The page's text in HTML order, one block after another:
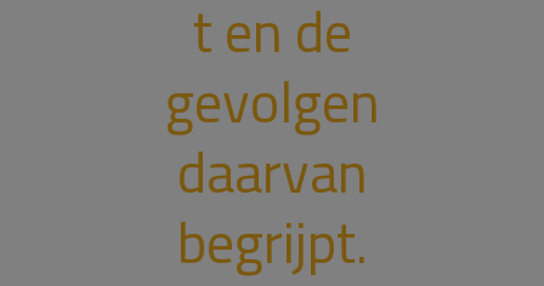
t en de
gevolgen
daarvan
begrijpt.